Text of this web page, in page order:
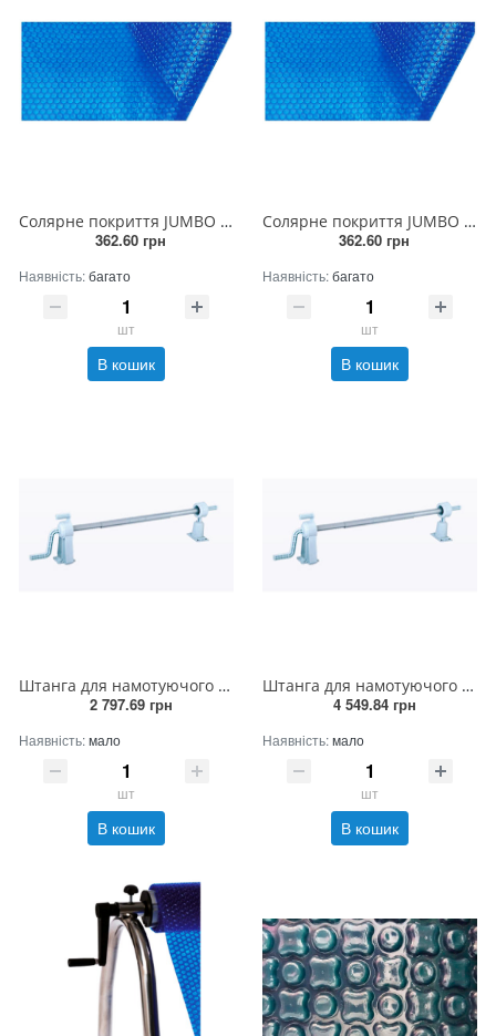
Солярне покриття JUMBO 400мк (ширина 5м)
362.60 грн
Наявність:багато
шт
В кошик
Солярне покриття JUMBO 400мк (ширина 6м)
362.60 грн
Наявність:багато
шт
В кошик
Штанга для намотуючого пристрою стаціонарна 3х2.1м (8341)
2 797.69 грн
Наявність:мало
шт
В кошик
Штанга для намотуючого пристрою стаціонарна 3х3.5м (8341)
4 549.84 грн
Наявність:мало
шт
В кошик